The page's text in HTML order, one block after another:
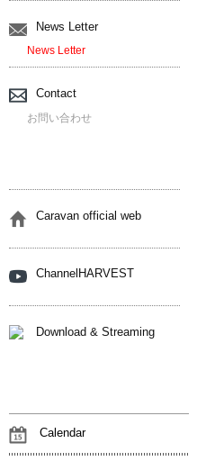
News Letter
News Letter
Contact
お問い合わせ
Caravan official web
ChannelHARVEST
Download & Streaming
Calendar